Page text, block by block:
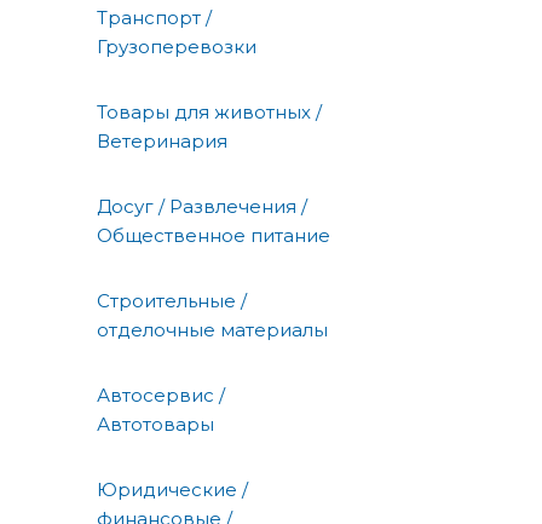
Транспорт /
Грузоперевозки
Товары для животных /
Ветеринария
Досуг / Развлечения /
Общественное питание
Строительные /
отделочные материалы
Автосервис /
Автотовары
Юридические /
финансовые /